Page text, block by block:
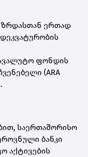
ზრდასთან ერთად
ფონდის
(ARA
საერთაშორისო
ბანკი
აქტივების